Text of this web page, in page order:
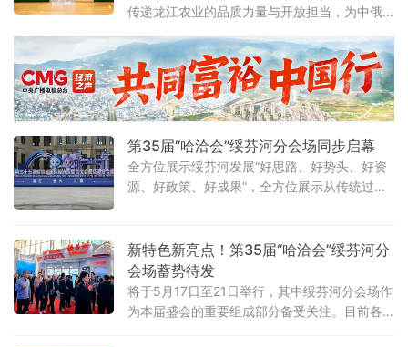
传递龙江农业的品质力量与开放担当，为中俄
谷雅专属展区，“黑土优品”携十大品类标杆产品
惊艳亮相。展区精选五常大米、北纬47鲜食玉
米等明星产
第35届“哈洽会”绥芬河分会场同步启幕
全方位展示绥芬河发展“好思路、好势头、好资
源、好政策、好成果”，全方位展示从传统过境
魅力。
新特色新亮点！第35届“哈洽会”绥芬河分
会场蓄势待发
将于5月17日至21日举行，其中绥芬河分会场作
为本届盛会的重要组成部分备受关注。目前各